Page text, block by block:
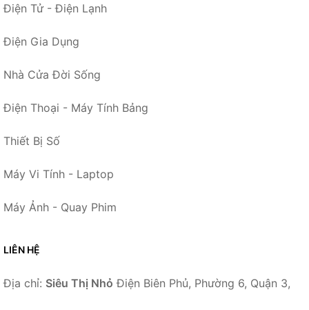
Điện Tử - Điện Lạnh
Điện Gia Dụng
Nhà Cửa Đời Sống
Điện Thoại - Máy Tính Bảng
Thiết Bị Số
Máy Vi Tính - Laptop
Máy Ảnh - Quay Phim
LIÊN HỆ
Địa chỉ: Siêu Thị Nhỏ Điện Biên Phủ, Phường 6, Quận 3,